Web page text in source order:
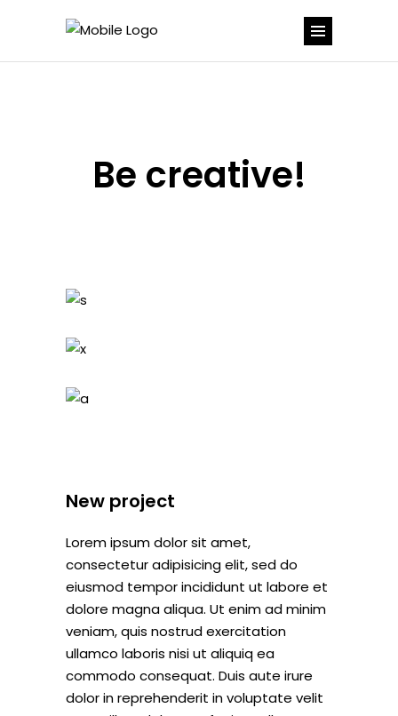
Be creative!
New project
Lorem ipsum dolor sit amet,
consectetur adipisicing elit, sed do
eiusmod tempor incididunt ut labore et
dolore magna aliqua. Ut enim ad minim
veniam, quis nostrud exercitation
ullamco laboris nisi ut aliquiq ea
commodo consequat. Duis aute irure
dolor in reprehenderit in voluptate velit